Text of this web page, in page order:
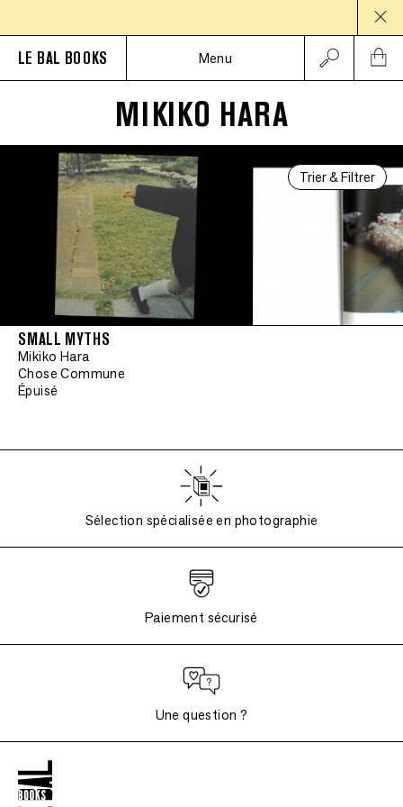
LE BAL BOOKS Menu
MIKIKO HARA
Trier & Filtrer
SMALL MYTHS
Mikiko Hara
Chose Commune
Épuisé
Sélection spécialisée en photographie
Paiement sécurisé
Une question ?